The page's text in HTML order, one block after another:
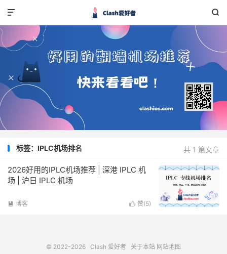


共 1 篇文章
标签：IPLC机场排名
2026好用的IPLC机场推荐 | 深港 IPLC 机
场 | 沪日 IPLC 机场
 赞(5)
 博客
© 2022-2026 Clash 爱好者 关于本站 网站地图